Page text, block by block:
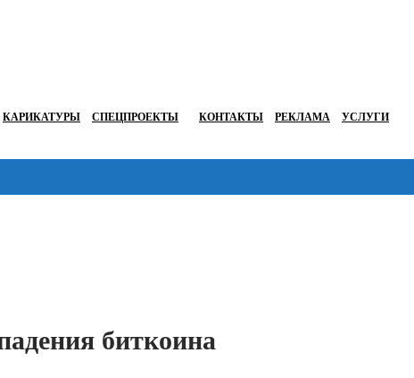
КАРИКАТУРЫ СПЕЦПРОЕКТЫ КОНТАКТЫ РЕКЛАМА УСЛУГИ
биткоина